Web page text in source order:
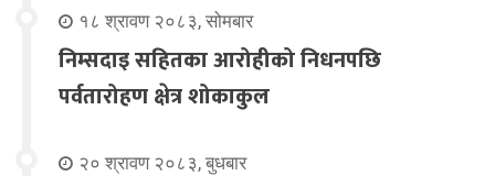
१८ श्रावण २०८३, सोमबार
निम्सदाइ सहितका आरोहीको निधनपछि
पर्वतारोहण क्षेत्र शोकाकुल
२० श्रावण २०८३, बुधबार